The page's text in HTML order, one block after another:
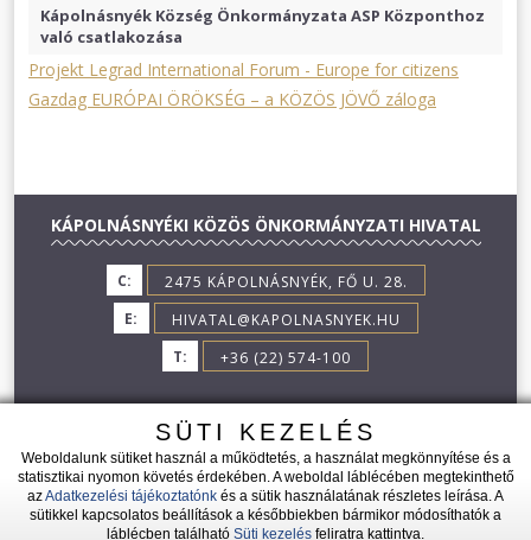
Kápolnásnyék Község Önkormányzata ASP Központhoz
való csatlakozása
Projekt Legrad International Forum - Europe for citizens
Gazdag EURÓPAI ÖRÖKSÉG – a KÖZÖS JÖVŐ záloga
KÁPOLNÁSNYÉKI KÖZÖS ÖNKORMÁNYZATI HIVATAL
C:
2475 KÁPOLNÁSNYÉK, FŐ U. 28.
E:
HIVATAL@KAPOLNASNYEK.HU
T:
+36 (22) 574-100
2026 © KÁPOLNÁSNYÉK - MINDEN JOG FENNTARTVA!
SÜTI KEZELÉS
Weboldalunk sütiket használ a működtetés, a használat megkönnyítése és a
statisztikai nyomon követés érdekében. A weboldal láblécében megtekinthető
azAdatkezelési tájékoztatónk és a sütik használatának részletes leírása. A
sütikkel kapcsolatos beállítások a későbbiekben bármikor módosíthatók a
láblécben található Süti kezelés feliratra kattintva.